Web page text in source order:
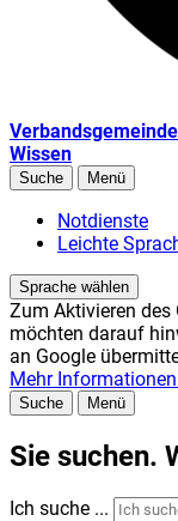
Verbandsgemeinde
Wissen
Suche Menü
Notdienste
Leichte
Sprache wählen
Zum Aktivieren des
möchten darauf
an Google
Mehr
Suche Menü
Sie suchen.
Ich suche ...